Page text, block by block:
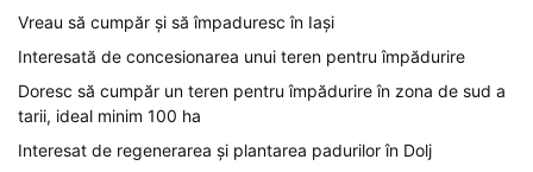
Vreau să cumpăr și să împaduresc în Iași
Interesată de concesionarea unui teren pentru împădurire
Doresc să cumpăr un teren pentru împădurire în zona de sud a
tarii, ideal minim 100 ha
Interesat de regenerarea și plantarea padurilor în Dolj